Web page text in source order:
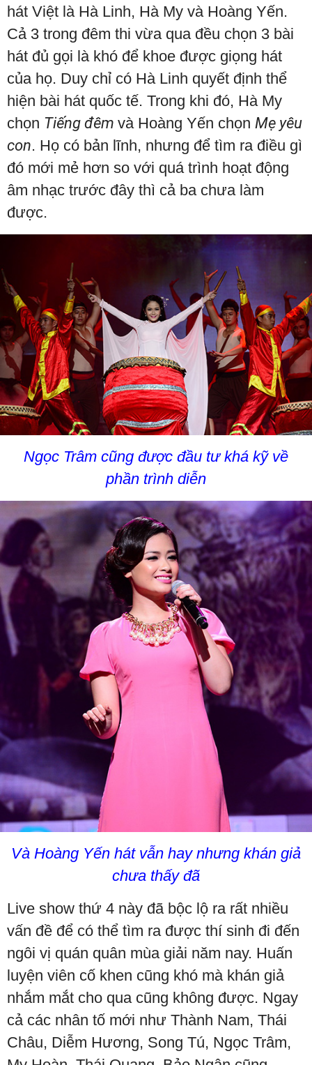
hát Việt là Hà Linh, Hà My và Hoàng Yến.
Cả 3 trong đêm thi vừa qua đều chọn 3 bài
hát đủ gọi là khó để khoe được giọng hát
của họ. Duy chỉ có Hà Linh quyết định thể
hiện bài hát quốc tế. Trong khi đó, Hà My
chọn Tiếng đêm và Hoàng Yến chọn Mẹ yêu
con. Họ có bản lĩnh, nhưng để tìm ra điều gì
đó mới mẻ hơn so với quá trình hoạt động
âm nhạc trước đây thì cả ba chưa làm
được.
Ngọc Trâm cũng được đầu tư khá kỹ về
phần trình diễn
Và Hoàng Yến hát vẫn hay nhưng khán giả
chưa thấy đã
Live show thứ 4 này đã bộc lộ ra rất nhiều
vấn đề để có thể tìm ra được thí sinh đi đến
ngôi vị quán quân mùa giải năm nay. Huấn
luyện viên cố khen cũng khó mà khán giả
nhắm mắt cho qua cũng không được. Ngay
cả các nhân tố mới như Thành Nam, Thái
Châu, Diễm Hương, Song Tú, Ngọc Trâm,